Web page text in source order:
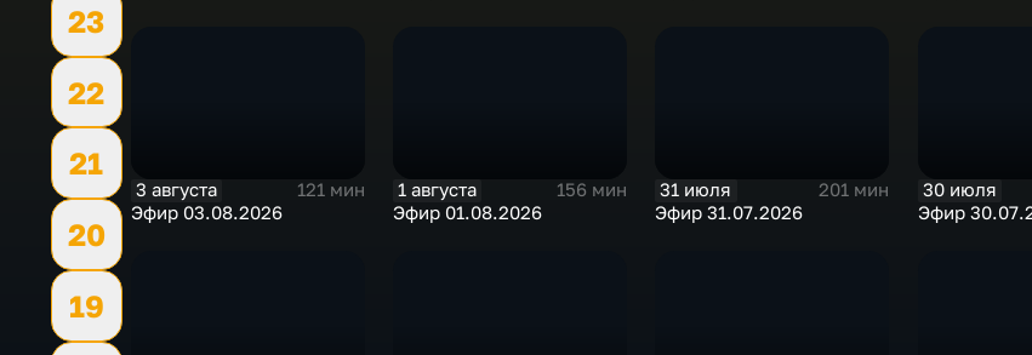
23
22
21
20
19
3 августа
121 мин
Эфир 03.08.2026
1 августа
156 мин
Эфир 01.08.2026
31 июля
201 мин
Эфир 31.07.2026
30 июля
Эфир